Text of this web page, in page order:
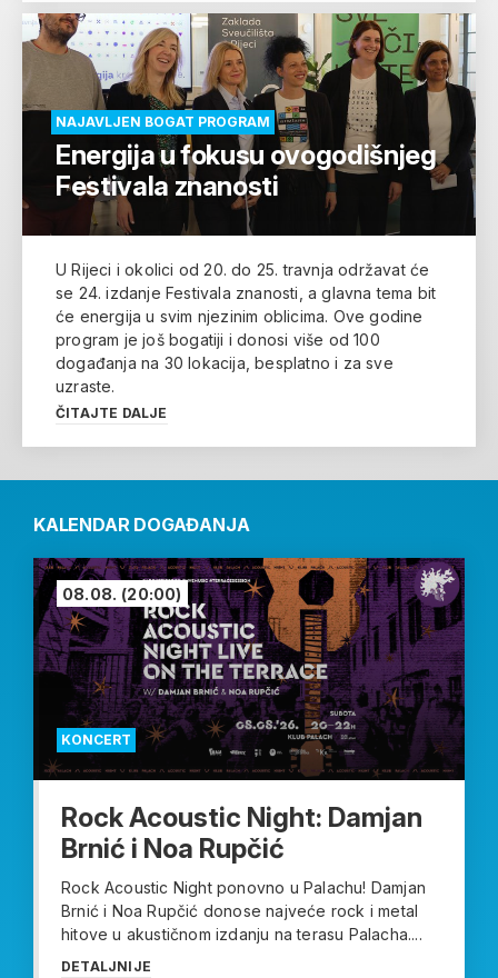
NAJAVLJEN BOGAT PROGRAM
Energija u fokusu ovogodišnjeg
Festivala znanosti
U Rijeci i okolici od 20. do 25. travnja održavat će
se 24. izdanje Festivala znanosti, a glavna tema bit
će energija u svim njezinim oblicima. Ove godine
program je još bogatiji i donosi više od 100
događanja na 30 lokacija, besplatno i za sve
uzraste.
ČITAJTE DALJE
KALENDAR DOGAĐANJA
KONCERT
08.08. (20:00)
Rock Acoustic Night: Damjan
Brnić i Noa Rupčić
Rock Acoustic Night ponovno u Palachu! Damjan
Brnić i Noa Rupčić donose najveće rock i metal
hitove u akustičnom izdanju na terasu Palacha....
DETALJNIJE